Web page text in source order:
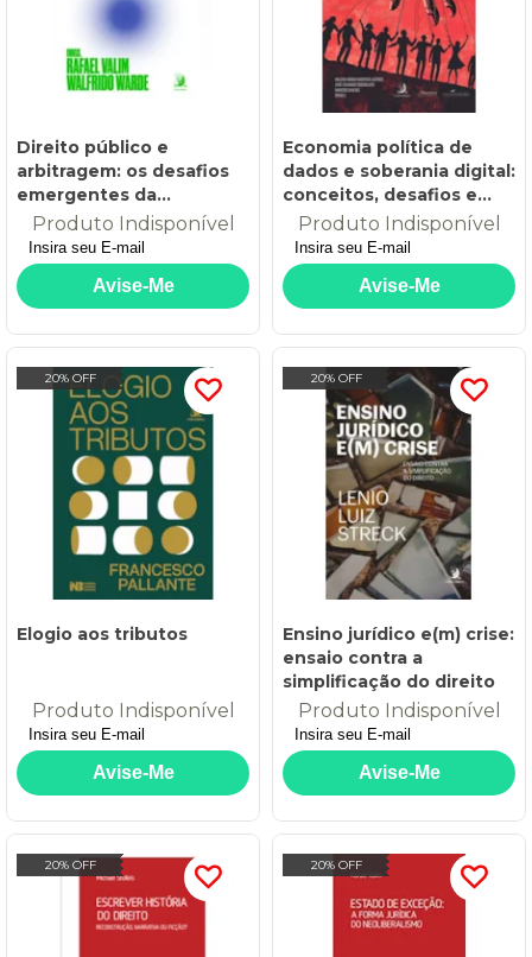
Direito público e
arbitragem: os desafios
emergentes da
resolução privada de
conflitos do Estado
Produto Indisponível
Economia política de
dados e soberania digital:
conceitos, desafios e
experiências no mundo
Produto Indisponível
20% OFF
Elogio aos tributos
Produto Indisponível
20% OFF
Ensino jurídico e(m) crise:
ensaio contra a
simplificação do direito
Produto Indisponível
20% OFF 20% OFF